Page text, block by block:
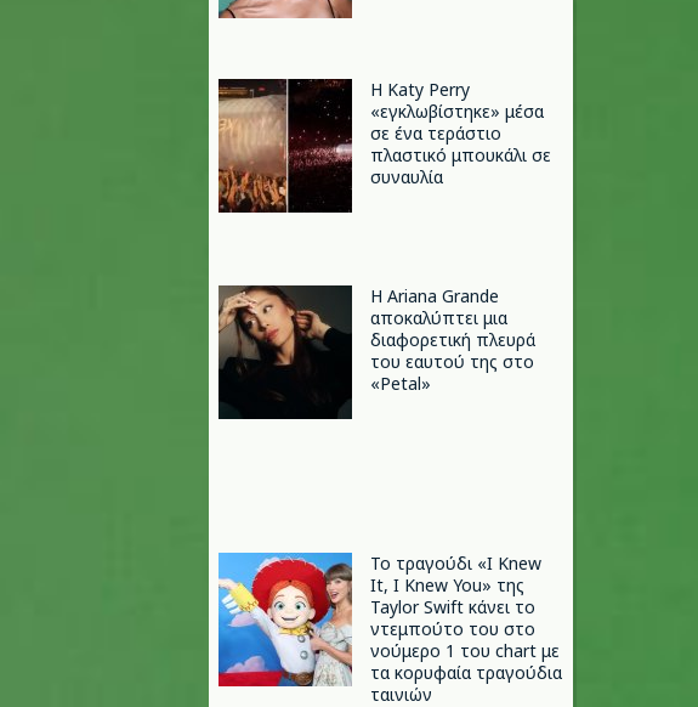
H Katy Perry
«εγκλωβίστηκε» μέσα
σε ένα τεράστιο
πλαστικό μπουκάλι σε
συναυλία
Η Ariana Grande
αποκαλύπτει μια
διαφορετική πλευρά
του εαυτού της στο
«Petal»
Το τραγούδι «I Knew
It, I Knew You» της
Taylor Swift κάνει το
ντεμπούτο του στο
νούμερο 1 του chart με
τα κορυφαία τραγούδια
ταινιών